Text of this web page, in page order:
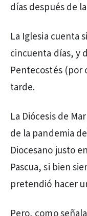
días después de
La Iglesia cuenta
cincuenta días, y
Pentecostés (por
tarde.
La Diócesis de
de la pandemia
Diocesano justo
Pascua, si bien
pretendió hacer